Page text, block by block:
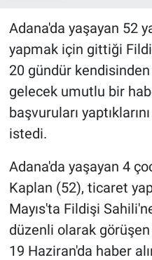
Adana'da yaşayan 52
yapmak için gittiği
20 gündür
gelecek umutlu bir
başvuruları
istedi.
Adana'da yaşayan 4
Kaplan (52), ticaret
Mayıs'ta Fildişi
düzenli olarak
19 Haziran'da haber